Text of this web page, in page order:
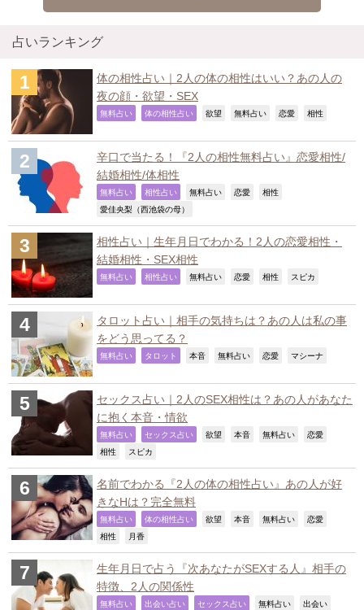
占いランキング
体の相性占い｜2人の体の相性はいい？あの人の
夜の顔・欲望・SEX
無料占い 体の相性占い 欲望 無料占い 恋愛 相性
辛口で当たる！『2人の相性無料占い』恋愛相性/
結婚相性/体相性
無料占い 相性占い 無料占い 恋愛 相性
愛佳央梨（西池袋の母）
相性占い｜生年月日でわかる！2人の恋愛相性・
結婚相性・SEX相性
無料占い 相性占い 無料占い 恋愛 相性 スピカ
タロット占い｜相手の気持ちは？あの人は私の事
をどう思ってる？
無料占い タロット 本音 無料占い 恋愛 マシーナ
セックス占い｜2人のSEX相性は？あの人があなた
に抱く本音・情欲
無料占い セックス占い 欲望 本音 無料占い 恋愛
相性 スピカ
名前でわかる『2人の体の相性占い』あの人が好
きなHは？完全無料
無料占い 体の相性占い 欲望 本音 無料占い 恋愛
相性 月香
生年月日で占う『次あなたがSEXする人』相手の
特徴、2人の関係性
無料占い 出会い占い セックス占い 無料占い 出会い